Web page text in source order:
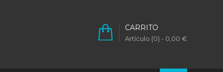
CARRITO
Artículo (0) - 0,00 €